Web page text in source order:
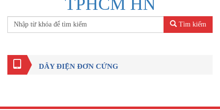
Tìm kiếm
DÂY ĐIỆN ĐƠN CỨNG